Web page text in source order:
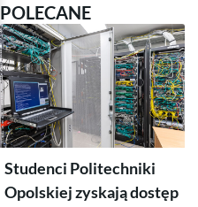
POLECANE
Studenci Politechniki
Opolskiej zyskają dostęp